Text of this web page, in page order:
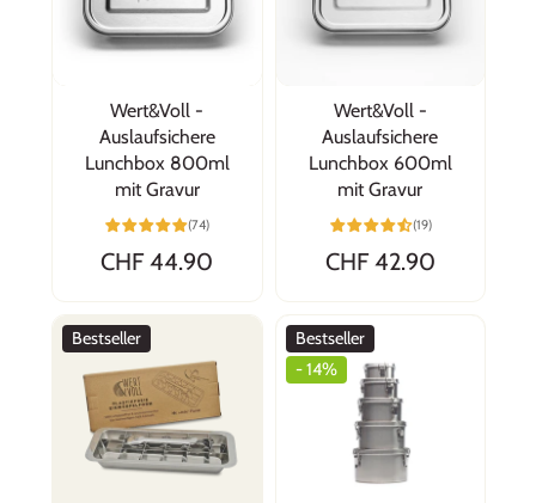
Wert&Voll -
Auslaufsichere
Lunchbox 800ml
mit Gravur
(74)
CHF 44.90
Wert&Voll -
Auslaufsichere
Lunchbox 600ml
mit Gravur
(19)
CHF 42.90
Bestseller
Bestseller
- 14%